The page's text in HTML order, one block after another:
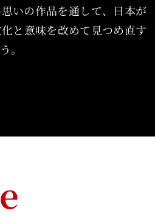
いの作品を通して、日本が
と意味を改めて見つめ直す
。